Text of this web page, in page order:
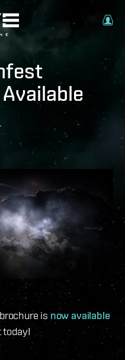
is now available
today!